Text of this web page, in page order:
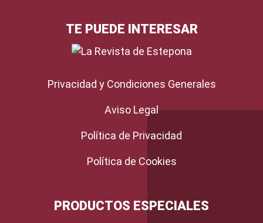
TE PUEDE INTERESAR
Privacidad y Condiciones Generales
Aviso Legal
Política de Privacidad
Política de Cookies
PRODUCTOS ESPECIALES